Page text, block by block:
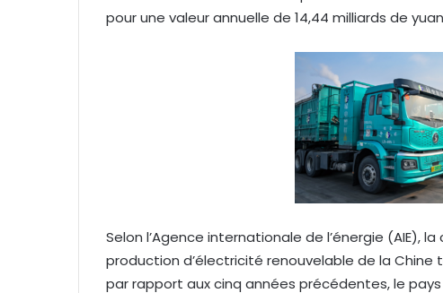
pour une valeur annuelle de 14,44 milliards de
Selon l’Agence internationale de l’énergie (AIE),
production d’électricité renouvelable de la Chine
par rapport aux cinq années précédentes, le